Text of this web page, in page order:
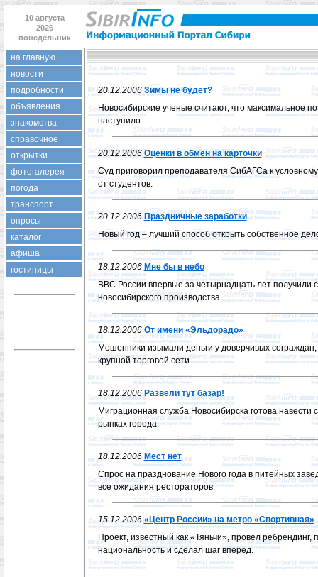
10 августа
2026
понедельник
на главную
новости
подробности
объявления
знакомства
справочное
открытки
фотогалерея
погода
транспорт
опросы
каталог
афиша
гостиницы
20.12.2006 Зимы не будет?
Новосибирские ученые считают, что максимальное
наступило.
20.12.2006 Оценки в обмен на карточки
Суд приговорил преподавателя СибАГСа к
от студентов.
20.12.2006 Праздничные заработки
Новый год – лучший способ открыть собственное
18.12.2006 Мне бы в небо
ВВС России впервые за четырнадцать лет получили
новосибирского производства.
18.12.2006 От имени «Эльдорадо»
Мошенники изымали деньги у доверчивых
крупной торговой сети.
18.12.2006 Развели тут базар!
Миграционная служба Новосибирска готова навести
рынках города.
18.12.2006 Мест нет
Спрос на празднование Нового года в питейных
все ожидания рестораторов.
15.12.2006 «Центр России» на метро «Спортивная»
Проект, известный как «Тяньчи», провел ребрендинг,
национальность и сделал шаг вперед.